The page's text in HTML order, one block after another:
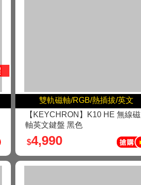
雙軌磁軸/RGB/熱插拔/英文
【KEYCHRON】K10 HE 無線磁
軸英文鍵盤 黑色
$4,990